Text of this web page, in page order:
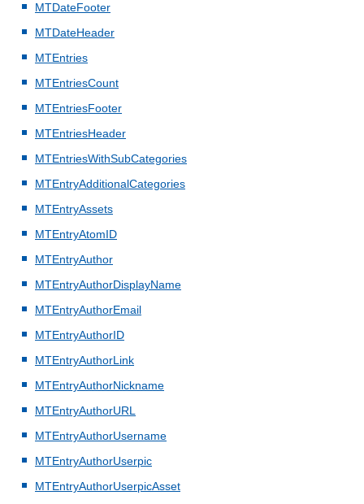
MTDateFooter
MTDateHeader
MTEntries
MTEntriesCount
MTEntriesFooter
MTEntriesHeader
MTEntriesWithSubCategories
MTEntryAdditionalCategories
MTEntryAssets
MTEntryAtomID
MTEntryAuthor
MTEntryAuthorDisplayName
MTEntryAuthorEmail
MTEntryAuthorID
MTEntryAuthorLink
MTEntryAuthorNickname
MTEntryAuthorURL
MTEntryAuthorUsername
MTEntryAuthorUserpic
MTEntryAuthorUserpicAsset